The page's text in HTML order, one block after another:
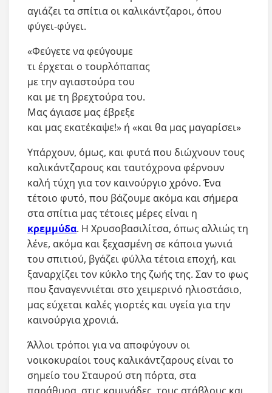
αγιάζει τα σπίτια οι καλικάντζαροι, όπου
φύγει-φύγει.
«Φεύγετε να φεύγουμε
τι έρχεται ο τουρλόπαπας
με την αγιαστούρα του
και με τη βρεχτούρα του.
Μας άγιασε μας έβρεξε
και μας εκατέκαψε!» ή «και θα μας μαγαρίσει»
Υπάρχουν, όμως, και φυτά που διώχνουν τους
καλικάντζαρους και ταυτόχρονα φέρνουν
καλή τύχη για τον καινούργιο χρόνο. Ένα
τέτοιο φυτό, που βάζουμε ακόμα και σήμερα
στα σπίτια μας τέτοιες μέρες είναι η
κρεμμύδα. Η Χρυσοβασιλίτσα, όπως αλλιώς τη
λένε, ακόμα και ξεχασμένη σε κάποια γωνιά
του σπιτιού, βγάζει φύλλα τέτοια εποχή, και
ξαναρχίζει τον κύκλο της ζωής της. Σαν το φως
που ξαναγεννιέται στο χειμερινό ηλιοστάσιο,
μας εύχεται καλές γιορτές και υγεία για την
καινούργια χρονιά.
Άλλοι τρόποι για να αποφύγουν οι
νοικοκυραίοι τους καλικάντζαρους είναι το
σημείο του Σταυρού στη πόρτα, στα